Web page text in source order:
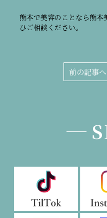
熊本で美容のことなら熊本
ひご相談ください。
前の記事へ